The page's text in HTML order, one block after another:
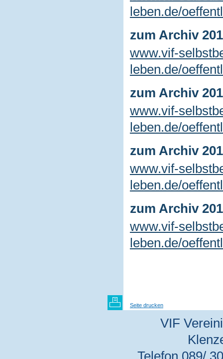
leben.de/
zum Archiv
www.vif-
leben.de/
zum Archiv
www.vif-
leben.de/
zum Archiv
www.vif-
leben.de/
zum Archiv
www.vif-
leben.de/
Seite drucken
VIF
Telefon 089/